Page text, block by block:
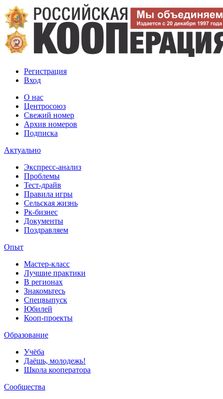
Регистрация
Вход
О нас
Центросоюз
Свежий номер
Архив номеров
Подписка
Актуально
Экспресс-анализ
Проблемы
Тест-драйв
Правила игры
Сельская жизнь
Рк-бизнес
Документы
Поздравляем
Опыт
Мастер-класс
Лучшие практики
В регионах
Знакомьтесь
Спецвыпуск
Юбилей
Кооп-проекты
Образование
Учёба
Даёшь, молодежь!
Школа кооператора
Сообщества